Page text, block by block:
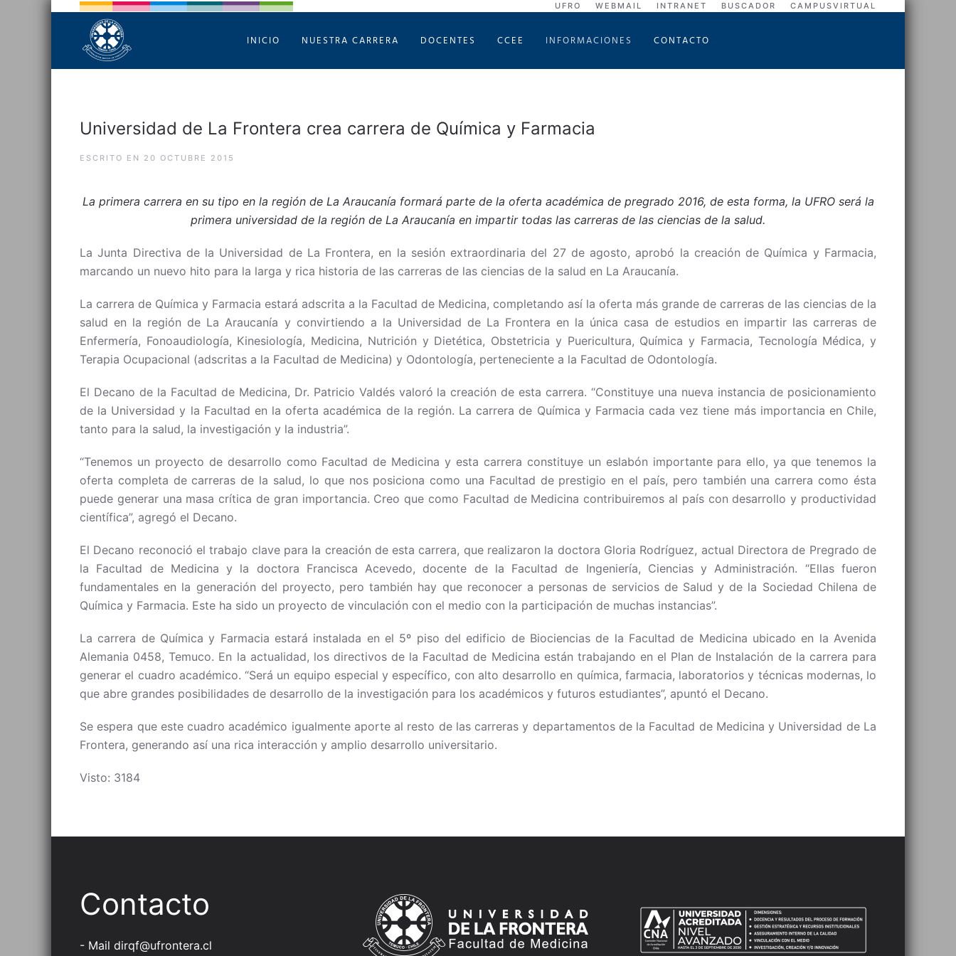
UFRO WEBMAIL INTRANET BUSCADOR CAMPUSVIRTUAL
INICIO NUESTRA CARRERA DOCENTES CCEE INFORMACIONES CONTACTO
Universidad de La Frontera crea carrera de Química y Farmacia
ESCRITO EN 20 OCTUBRE 2015
La primera carrera en su tipo en la región de La Araucanía formará parte de la oferta académica de pregrado 2016, de esta forma, la UFRO será la
primera universidad de la región de La Araucanía en impartir todas las carreras de las ciencias de la salud.
La Junta Directiva de la Universidad de La Frontera, en la sesión extraordinaria del 27 de agosto, aprobó la creación de Química y Farmacia,
marcando un nuevo hito para la larga y rica historia de las carreras de las ciencias de la salud en La Araucanía.
La carrera de Química y Farmacia estará adscrita a la Facultad de Medicina, completando así la oferta más grande de carreras de las ciencias de la
salud en la región de La Araucanía y convirtiendo a la Universidad de La Frontera en la única casa de estudios en impartir las carreras de
Enfermería, Fonoaudiología, Kinesiología, Medicina, Nutrición y Dietética, Obstetricia y Puericultura, Química y Farmacia, Tecnología Médica, y
Terapia Ocupacional (adscritas a la Facultad de Medicina) y Odontología, perteneciente a la Facultad de Odontología.
El Decano de la Facultad de Medicina, Dr. Patricio Valdés valoró la creación de esta carrera. “Constituye una nueva instancia de posicionamiento
de la Universidad y la Facultad en la oferta académica de la región. La carrera de Química y Farmacia cada vez tiene más importancia en Chile,
tanto para la salud, la investigación y la industria”.
“Tenemos un proyecto de desarrollo como Facultad de Medicina y esta carrera constituye un eslabón importante para ello, ya que tenemos la
oferta completa de carreras de la salud, lo que nos posiciona como una Facultad de prestigio en el país, pero también una carrera como ésta
puede generar una masa crítica de gran importancia. Creo que como Facultad de Medicina contribuiremos al país con desarrollo y productividad
científica”, agregó el Decano.
El Decano reconoció el trabajo clave para la creación de esta carrera, que realizaron la doctora Gloria Rodríguez, actual Directora de Pregrado de
la Facultad de Medicina y la doctora Francisca Acevedo, docente de la Facultad de Ingeniería, Ciencias y Administración. “Ellas fueron
fundamentales en la generación del proyecto, pero también hay que reconocer a personas de servicios de Salud y de la Sociedad Chilena de
Química y Farmacia. Este ha sido un proyecto de vinculación con el medio con la participación de muchas instancias”.
La carrera de Química y Farmacia estará instalada en el 5º piso del edificio de Biociencias de la Facultad de Medicina ubicado en la Avenida
Alemania 0458, Temuco. En la actualidad, los directivos de la Facultad de Medicina están trabajando en el Plan de Instalación de la carrera para
generar el cuadro académico. “Será un equipo especial y específico, con alto desarrollo en química, farmacia, laboratorios y técnicas modernas, lo
que abre grandes posibilidades de desarrollo de la investigación para los académicos y futuros estudiantes”, apuntó el Decano.
Se espera que este cuadro académico igualmente aporte al resto de las carreras y departamentos de la Facultad de Medicina y Universidad de La
Frontera, generando así una rica interacción y amplio desarrollo universitario.
Visto: 3184
Contacto
- Mail dirqf@ufrontera.cl